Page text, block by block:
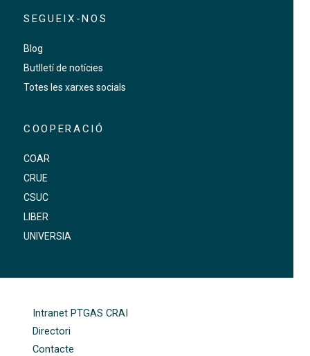
SEGUEIX-NOS
Blog
Butlletí de notícies
Totes les xarxes socials
COOPERACIÓ
COAR
CRUE
CSUC
LIBER
UNIVERSIA
Intranet PTGAS CRAI
Directori
Contacte